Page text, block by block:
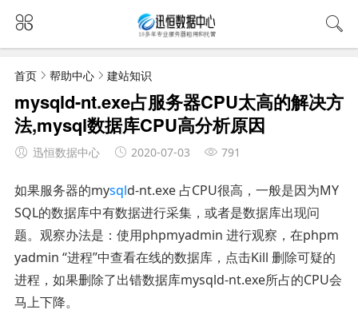
首页 帮助中心 建站知识
mysqld-nt.exe占服务器CPU太高的解决方
法,mysql数据库CPU高分析原因
迅恒数据中心 2020-07-03 791
如果服务器的mysqld-nt.exe 占CPU很高，一般是因为MY
SQL的数据库中有数据进行采集，或者是数据库出现问
题。观察办法是：使用phpmyadmin 进行观察，在phpm
yadmin “进程”中查看在线的数据库，点击Kill 删除可疑的
进程，如果删除了出错数据库mysqld-nt.exe所占的CPU会
马上下降。